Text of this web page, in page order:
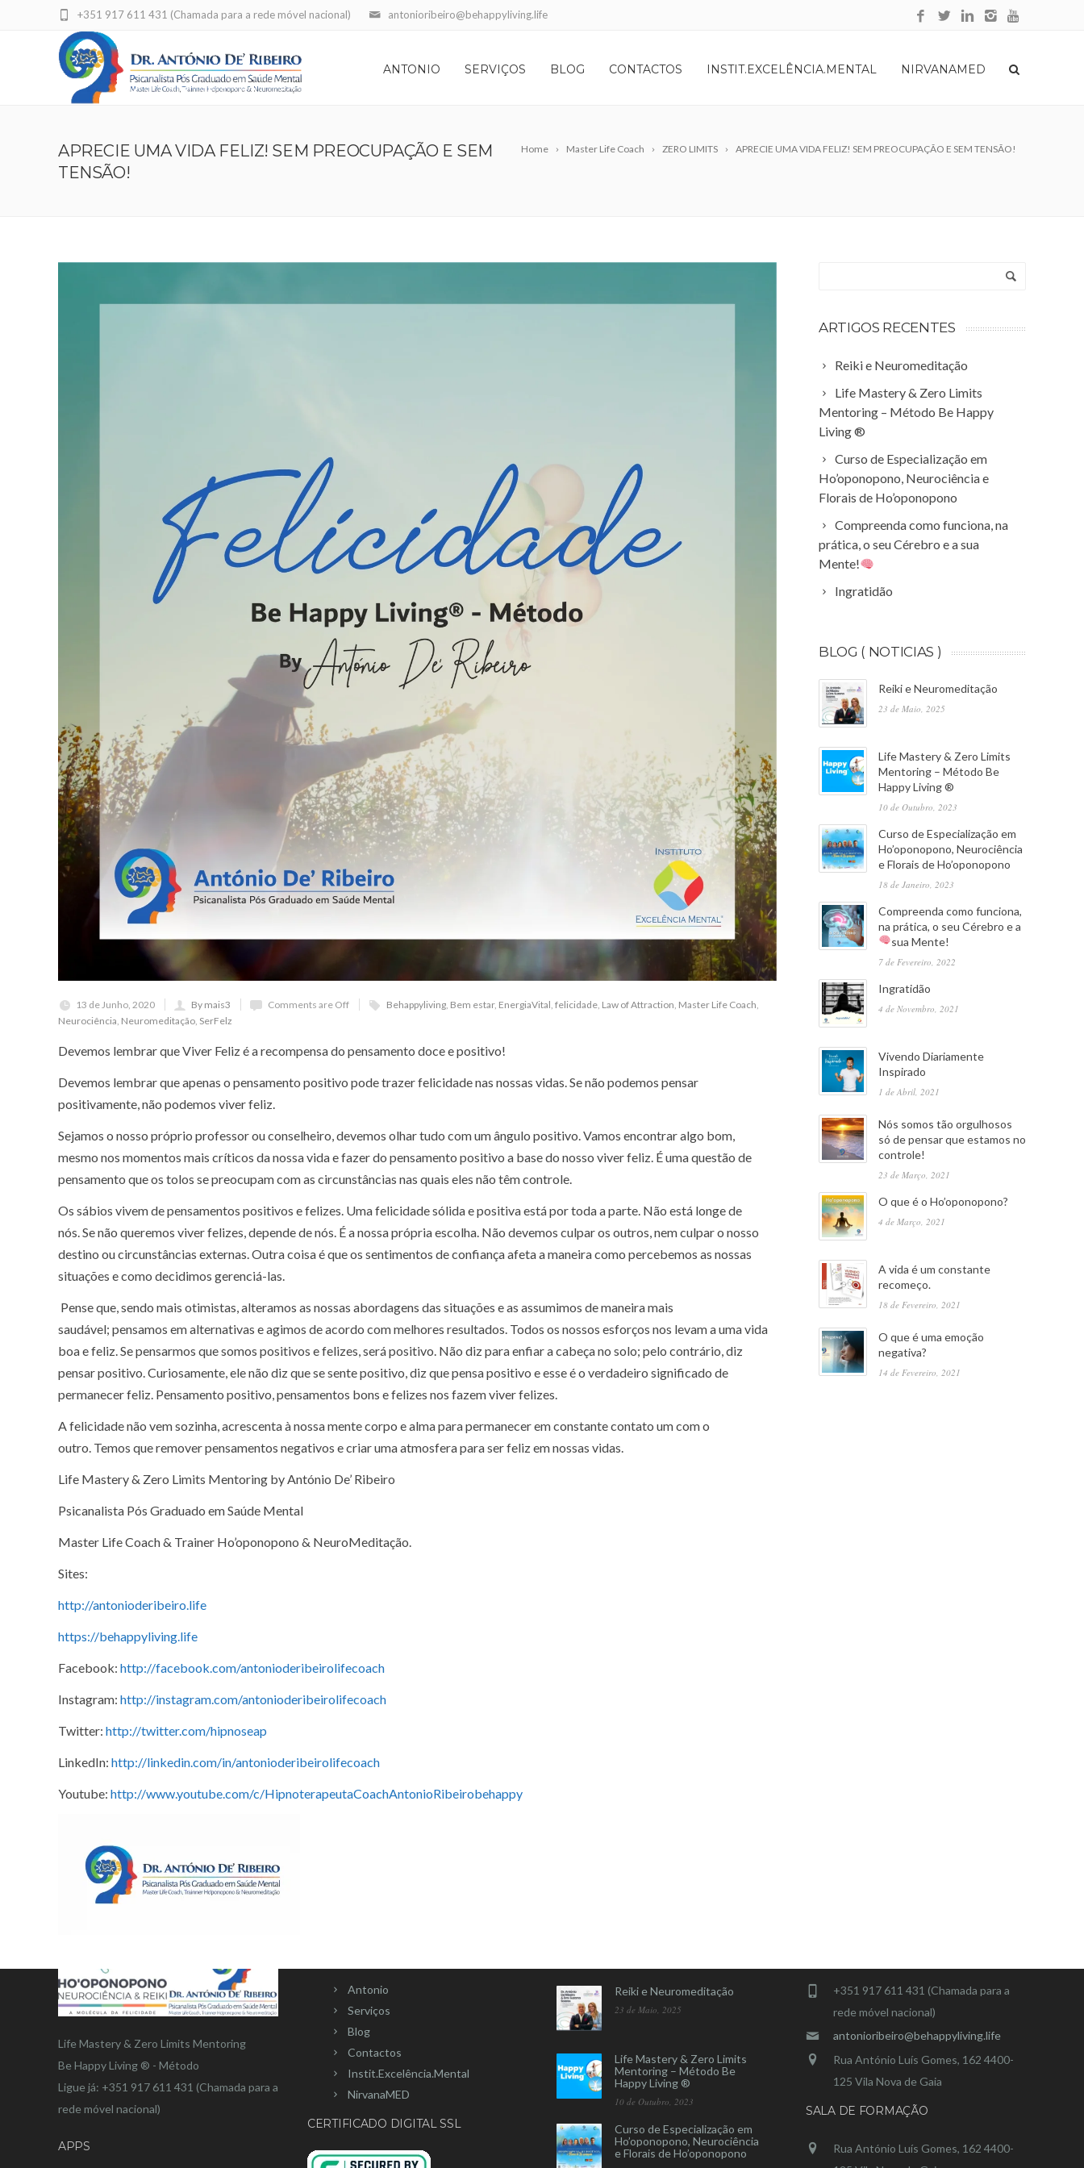
antonioribeiro@behappyliving.life
+351 917 611 431 (Chamada para a rede móvel nacional)
ANTONIO SERVIÇOS BLOG CONTACTOS INSTIT.EXCELÊNCIA.MENTAL NIRVANAMED
Home Master Life Coach ZERO LIMITS APRECIE UMA VIDA FELIZ! SEM PREOCUPAÇÃO E SEM TENSÃO!
APRECIE UMA VIDA FELIZ! SEM PREOCUPAÇÃO E SEM
TENSÃO!
13 de Junho, 2020 By mais3 Comments are Off Behappyliving, Bem estar, EnergiaVital, felicidade, Law of Attraction, Master Life Coach,
Neurociência, Neuromeditação, SerFelz
Devemos lembrar que Viver Feliz é a recompensa do pensamento doce e positivo!
Devemos lembrar que apenas o pensamento positivo pode trazer felicidade nas nossas vidas. Se não podemos pensar
positivamente, não podemos viver feliz.
Sejamos o nosso próprio professor ou conselheiro, devemos olhar tudo com um ângulo positivo. Vamos encontrar algo bom,
mesmo nos momentos mais críticos da nossa vida e fazer do pensamento positivo a base do nosso viver feliz. É uma questão de
pensamento que os tolos se preocupam com as circunstâncias nas quais eles não têm controle.
Os sábios vivem de pensamentos positivos e felizes. Uma felicidade sólida e positiva está por toda a parte. Não está longe de
nós. Se não queremos viver felizes, depende de nós. É a nossa própria escolha. Não devemos culpar os outros, nem culpar o nosso
destino ou circunstâncias externas. Outra coisa é que os sentimentos de confiança afeta a maneira como percebemos as nossas
situações e como decidimos gerenciá-las.
Pense que, sendo mais otimistas, alteramos as nossas abordagens das situações e as assumimos de maneira mais
saudável; pensamos em alternativas e agimos de acordo com melhores resultados. Todos os nossos esforços nos levam a uma vida
boa e feliz. Se pensarmos que somos positivos e felizes, será positivo. Não diz para enfiar a cabeça no solo; pelo contrário, diz
pensar positivo. Curiosamente, ele não diz que se sente positivo, diz que pensa positivo e esse é o verdadeiro significado de
permanecer feliz. Pensamento positivo, pensamentos bons e felizes nos fazem viver felizes.
A felicidade não vem sozinha, acrescenta à nossa mente corpo e alma para permanecer em constante contato um com o
outro. Temos que remover pensamentos negativos e criar uma atmosfera para ser feliz em nossas vidas.
Life Mastery & Zero Limits Mentoring by António De’ Ribeiro
Psicanalista Pós Graduado em Saúde Mental
Master Life Coach & Trainer Ho’oponopono & NeuroMeditação.
Sites:
http://antonioderibeiro.life
https://behappyliving.life
Facebook: http://facebook.com/antonioderibeirolifecoach
Instagram: http://instagram.com/antonioderibeirolifecoach
Twitter: http://twitter.com/hipnoseap
LinkedIn: http://linkedin.com/in/antonioderibeirolifecoach
Youtube: http://www.youtube.com/c/HipnoterapeutaCoachAntonioRibeirobehappy
ARTIGOS RECENTES
Reiki e Neuromeditação
Life Mastery & Zero Limits
Mentoring – Método Be Happy
Living ®
Curso de Especialização em
Ho’oponopono, Neurociência e
Florais de Ho’oponopono
Compreenda como funciona, na
prática, o seu Cérebro e a sua
Mente!
Ingratidão
BLOG ( NOTICIAS )
Reiki e Neuromeditação
23 de Maio, 2025
Life Mastery & Zero Limits
Mentoring – Método Be
Happy Living ®
10 de Outubro, 2023
Curso de Especialização em
Ho’oponopono, Neurociência
e Florais de Ho’oponopono
18 de Janeiro, 2023
Compreenda como funciona,
na prática, o seu Cérebro e a
sua Mente!
7 de Fevereiro, 2022
Ingratidão
4 de Novembro, 2021
Vivendo Diariamente
Inspirado
1 de Abril, 2021
Nós somos tão orgulhosos
só de pensar que estamos no
controle!
23 de Março, 2021
O que é o Ho’oponopono?
4 de Março, 2021
A vida é um constante
recomeço.
18 de Fevereiro, 2021
O que é uma emoção
negativa?
14 de Fevereiro, 2021
Life Mastery & Zero Limits Mentoring
Be Happy Living ® - Método
Ligue já: +351 917 611 431 (Chamada para a
rede móvel nacional)
APPS
Antonio
Serviços
Blog
Contactos
Instit.Excelência.Mental
NirvanaMED
CERTIFICADO DIGITAL SSL
Reiki e Neuromeditação
23 de Maio, 2025
Life Mastery & Zero Limits
Mentoring – Método Be
Happy Living ®
10 de Outubro, 2023
Curso de Especialização em
Ho’oponopono, Neurociência
e Florais de Ho’oponopono
+351 917 611 431 (Chamada para a
rede móvel nacional)
antonioribeiro@behappyliving.life
Rua António Luís Gomes, 162 4400-
125 Vila Nova de Gaia
SALA DE FORMAÇÃO
Rua António Luís Gomes, 162 4400-